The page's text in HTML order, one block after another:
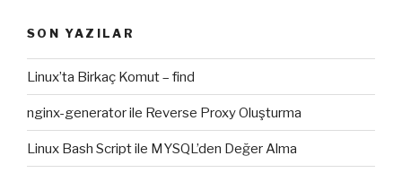
SON YAZILAR
Linux’ta Birkaç Komut – find
nginx-generator ile Reverse Proxy Oluşturma
Linux Bash Script ile MYSQL’den Değer Alma